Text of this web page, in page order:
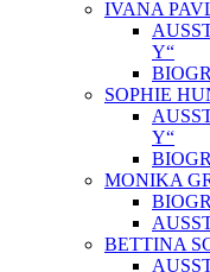
IVANA
Y“
SOPHIE
Y“
MONIKA
BETTINA